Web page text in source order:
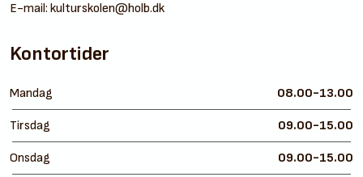
E-mail: kulturskolen@holb.dk
Kontortider
Mandag 08.00-13.00
Tirsdag 09.00-15.00
Onsdag 09.00-15.00